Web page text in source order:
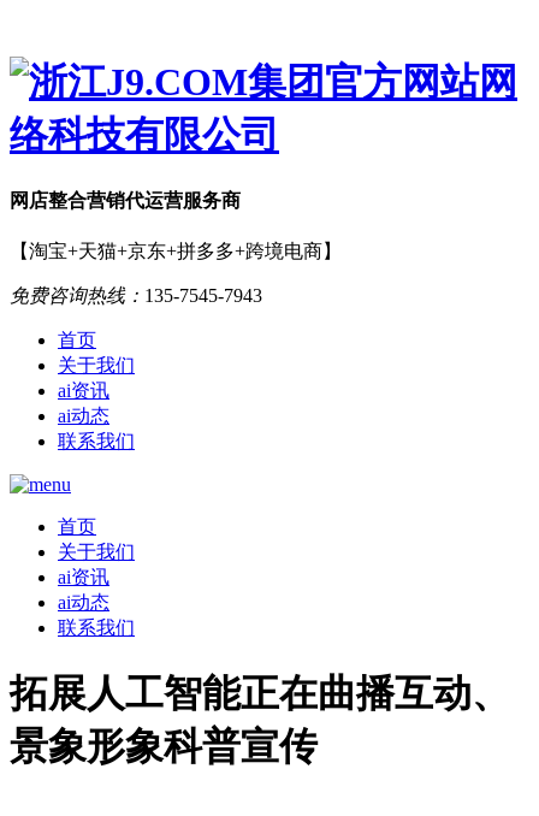
网店整合营销代运营服务商
【淘宝+天猫+京东+拼多多+跨境电商】
免费咨询热线： 135-7545-7943
首页
关于我们
ai资讯
ai动态
联系我们
首页
关于我们
ai资讯
ai动态
联系我们
拓展人工智能正在曲播互动、
景象形象科普宣传